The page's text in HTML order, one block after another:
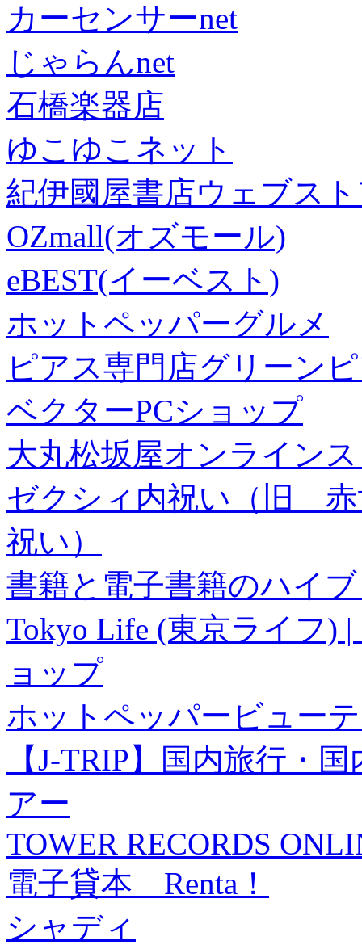
カーセンサーnet
じゃらんnet
石橋楽器店
ゆこゆこネット
紀伊國屋書店ウェブス
OZmall(オズモール)
eBEST(イーベスト)
ホットペッパーグルメ
ピアス専門店グリーン
ベクターPCショップ
大丸松坂屋オンライン
ゼクシィ内祝い（旧 赤
祝い）
書籍と電子書籍のハイ
Tokyo Life (東京ライフ)
ョップ
ホットペッパービュー
【J-TRIP】国内旅行・
アー
TOWER RECORDS
電子貸本 Renta！
シャディ